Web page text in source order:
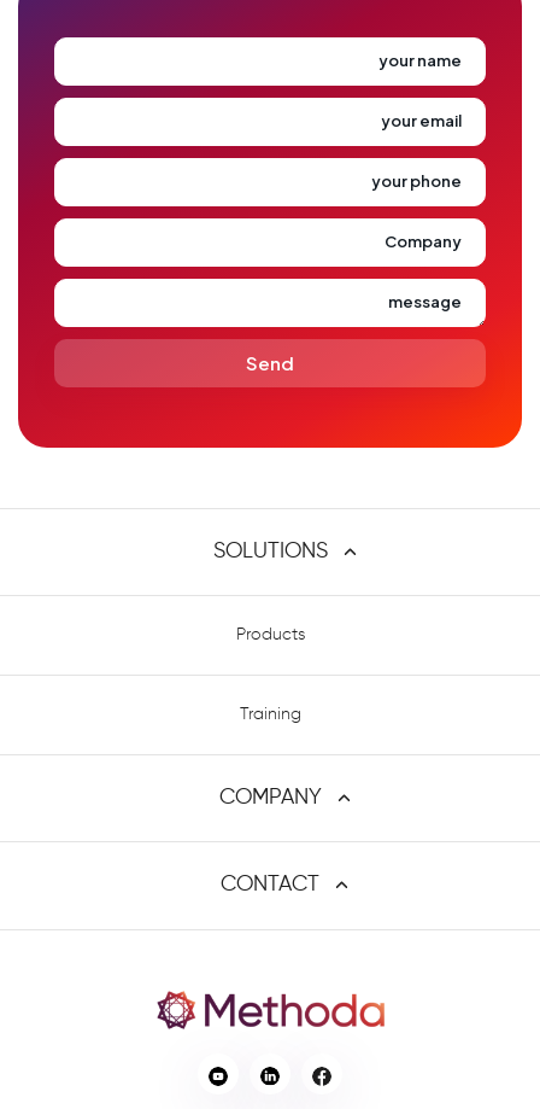
your name
your email
your phone
Company
message
SOLUTIONS
Products
Training
COMPANY
Contact us
דרושים
CONTACT
Phone03-6133336